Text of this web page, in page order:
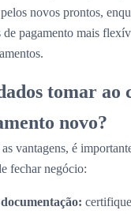
novos prontos,
de pagamento mais
tomar ao
novo?
vantagens, é
fechar negócio: